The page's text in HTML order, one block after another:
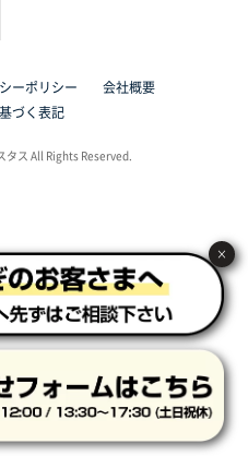
ったから
枚
り、注文の流れがスムーズ
ーポリシー
会社概要
づく表記
タス All Rights Reserved.
×